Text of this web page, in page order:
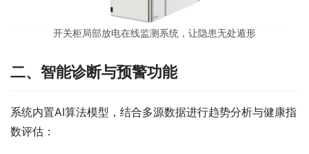
开关柜局部放电在线监测系统，让隐患无处遁形
二、智能诊断与预警功能
系统内置AI算法模型，结合多源数据进行趋势分析与健康指
数评估：